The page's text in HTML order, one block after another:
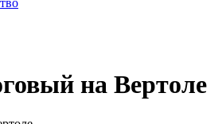
на Вертоле